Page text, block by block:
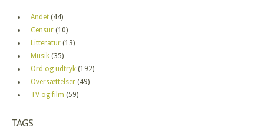
Andet (44)
Censur (10)
Litteratur (13)
Musik (35)
Ord og udtryk (192)
Oversættelser (49)
TV og film (59)
TAGS